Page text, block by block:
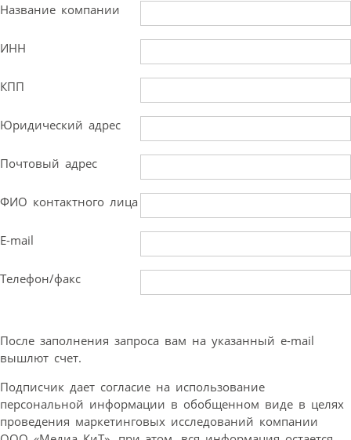
Название компании
ИНН
КПП
Юридический адрес
Почтовый адрес
ФИО контактного лица
E-mail
Телефон/факс
После заполнения запроса вам на указанный e-mail
вышлют счет.
Подписчик дает согласие на использование
персональной информации в обобщенном виде в целях
проведения маркетинговых исследований компании